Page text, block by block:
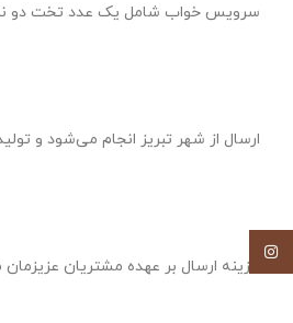
سرویس خواب شامل یک عدد تخت دو
ارسال از شهر تبریز انجام می‌شود و
هزینه ارسال بر عهده مشتریان عزیزمان میباشد